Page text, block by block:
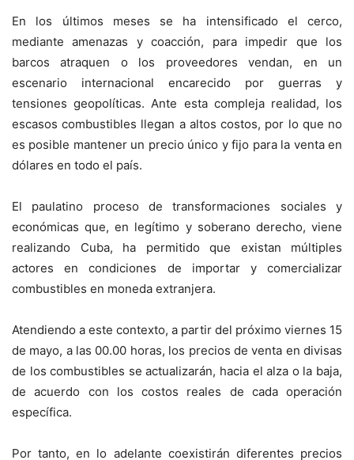
En los últimos meses se ha intensificado el cerco,
mediante amenazas y coacción, para impedir que los
barcos atraquen o los proveedores vendan, en un
escenario internacional encarecido por guerras y
tensiones geopolíticas. Ante esta compleja realidad, los
escasos combustibles llegan a altos costos, por lo que no
es posible mantener un precio único y fijo para la venta en
dólares en todo el país.
El paulatino proceso de transformaciones sociales y
económicas que, en legítimo y soberano derecho, viene
realizando Cuba, ha permitido que existan múltiples
actores en condiciones de importar y comercializar
combustibles en moneda extranjera.
Atendiendo a este contexto, a partir del próximo viernes 15
de mayo, a las 00.00 horas, los precios de venta en divisas
de los combustibles se actualizarán, hacia el alza o la baja,
de acuerdo con los costos reales de cada operación
específica.
Por tanto, en lo adelante coexistirán diferentes precios